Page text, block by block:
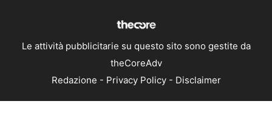
Le attività pubblicitarie su questo sito sono gestite da
theCoreAdv
Redazione - Privacy Policy- Disclaimer